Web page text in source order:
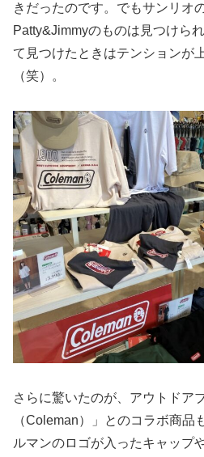
きだったのです。でもサンリオ
Patty&Jimmyのものは見つけら
て見つけたときはテンションが
（笑）。
さらに驚いたのが、アウトドア
（Coleman）」とのコラボ商品
ルマンのロゴが入ったキャップ